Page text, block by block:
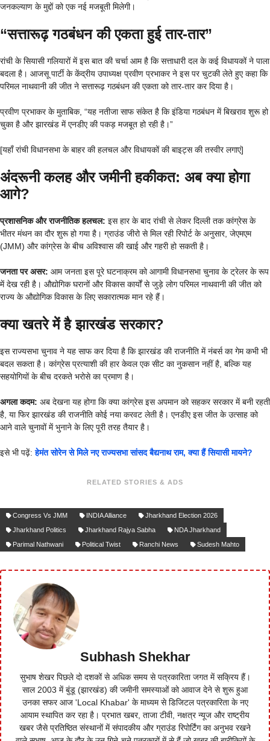
जनकल्याण के मुद्दों को एक नई मजबूती मिलेगी।
“सत्तारूढ़ गठबंधन की एकता हुई तार-तार”
रांची के सियासी गलियारों में इस बात की चर्चा आम है कि सत्ताधारी दल के कई विधायकों ने पाला
बदला है। आजसू पार्टी के केंद्रीय उपाध्यक्ष प्रवीण प्रभाकर ने इस पर चुटकी लेते हुए कहा कि
परिमल नाथवानी की जीत ने सत्तारूढ़ गठबंधन की एकता को तार-तार कर दिया है।
प्रवीण प्रभाकर के मुताबिक, “यह नतीजा साफ संकेत है कि इंडिया गठबंधन में बिखराव शुरू हो
चुका है और झारखंड में एनडीए की पकड़ मजबूत हो रही है।”
[यहाँ रांची विधानसभा के बाहर की हलचल और विधायकों की बाइट्स की तस्वीर लगाएं]
अंदरूनी कलह और जमीनी हकीकत: अब क्या होगा
आगे?
प्रशासनिक और राजनीतिक हलचल: इस हार के बाद रांची से लेकर दिल्ली तक कांग्रेस के
भीतर मंथन का दौर शुरू हो गया है। ग्राउंड जीरो से मिल रही रिपोर्ट के अनुसार, जेएमएम
(JMM) और कांग्रेस के बीच अविश्वास की खाई और गहरी हो सकती है।
जनता पर असर: आम जनता इस पूरे घटनाक्रम को आगामी विधानसभा चुनाव के ट्रेलर के रूप
में देख रही है। औद्योगिक घरानों और विकास कार्यों से जुड़े लोग परिमल नाथवानी की जीत को
राज्य के औद्योगिक विकास के लिए सकारात्मक मान रहे हैं।
क्या खतरे में है झारखंड सरकार?
इस राज्यसभा चुनाव ने यह साफ कर दिया है कि झारखंड की राजनीति में नंबर्स का गेम कभी भी
बदल सकता है। कांग्रेस प्रत्याशी की हार केवल एक सीट का नुकसान नहीं है, बल्कि यह
सहयोगियों के बीच दरकते भरोसे का प्रमाण है।
अगला कदम: अब देखना यह होगा कि क्या कांग्रेस इस अपमान को सहकर सरकार में बनी रहती
है, या फिर झारखंड की राजनीति कोई नया करवट लेती है। एनडीए इस जीत के उत्साह को
आने वाले चुनावों में भुनाने के लिए पूरी तरह तैयार है।
इसे भी पढ़ें:हेमंत सोरेन से मिले नए राज्यसभा सांसद बैद्यनाथ राम, क्या हैं सियासी मायने?
RELATED STORIES & ADS
Congress Vs JMM INDIA Alliance
Jharkhand Election 2026
Jharkhand Politics
Jharkhand Rajya Sabha
NDA Jharkhand
Parimal Nathwani
Political Twist Ranchi News Sudesh Mahto
Subhash Shekhar
सुभाष शेखर पिछले दो दशकों से अधिक समय से पत्रकारिता जगत में सक्रिय हैं।
साल 2003 में बुंडू (झारखंड) की जमीनी समस्याओं को आवाज देने से शुरू हुआ
उनका सफर आज 'Local Khabar' के माध्यम से डिजिटल पत्रकारिता के नए
आयाम स्थापित कर रहा है। प्रभात खबर, ताजा टीवी, नक्षत्र न्यूज और राष्ट्रीय
खबर जैसे प्रतिष्ठित संस्थानों में संपादकीय और ग्राउंड रिपोर्टिंग का अनुभव रखने